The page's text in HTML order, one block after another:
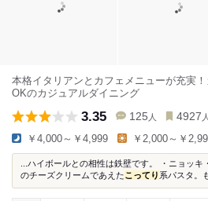
本格イタリアンとカフェメニューが充実
OKのカジュアルダイニング
3.35 125 人 4927 人
￥4,000～￥4,999 ￥2,000～￥
...ハイボールとの相性は鉄壁です。 ・ニョッ
のチーズクリームであえたこってり 系パスタ。